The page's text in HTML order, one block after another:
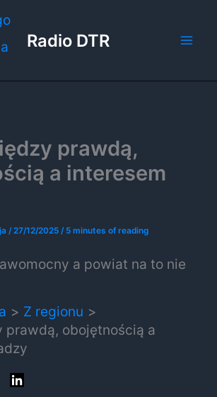
Radio DTR
prawdą,
a interesem
/27/12/2025 / 5 minutes of reading
Z regionu
prawdą, obojętnością a